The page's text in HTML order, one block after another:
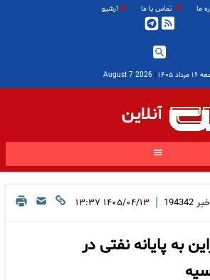
ما تماس با ما آرشیو
۱۴۰۵ |
2026 August 7
آنلاین
194342
| ۱۴۰۵/۰۴/۱۳ ۱۳:۳۷
به پایانه نفتی در